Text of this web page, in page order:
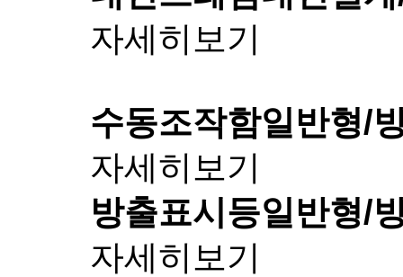
자세히보기
수동조작함일반형/
자세히보기
방출표시등일반형/
자세히보기